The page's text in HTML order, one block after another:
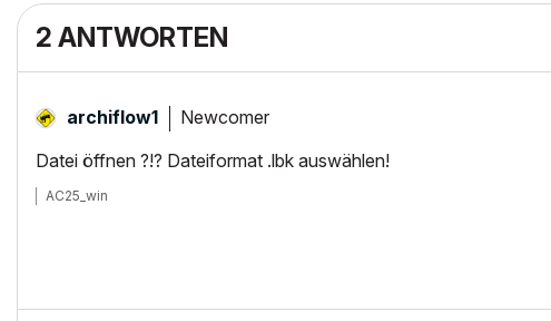
2 ANTWORTEN
archiflow1 Newcomer
Datei öffnen ?!? Dateiformat .lbk auswählen!
AC25_win